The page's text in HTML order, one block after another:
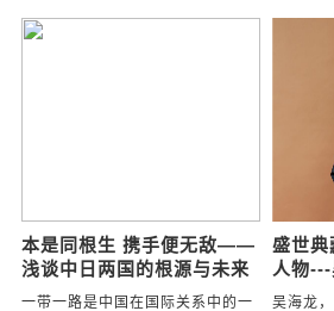
/ 国内 /
健康
有中
新冠
健康产
特效药
际健康
有幸采
科研,并
/ 国内 /